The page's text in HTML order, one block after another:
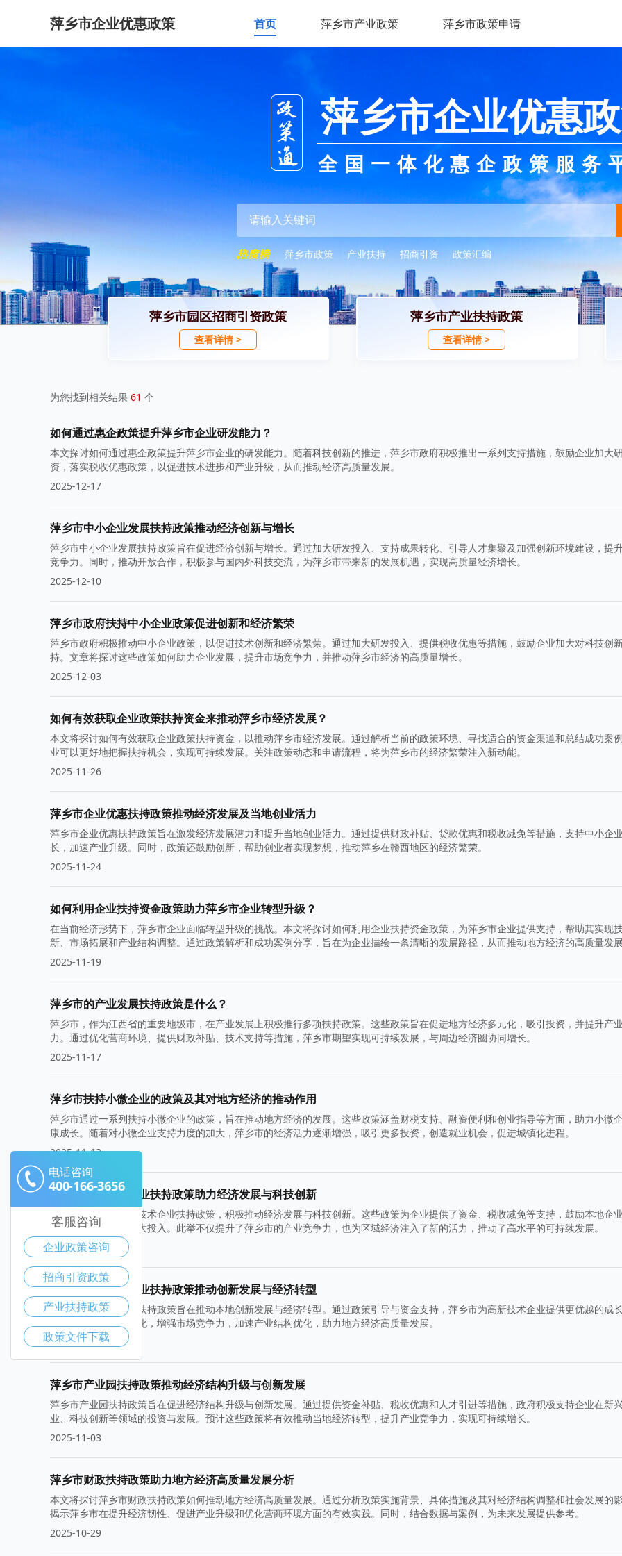
萍乡市企业优惠政策 首页 萍乡市产业政策 萍乡市政策申请
萍乡市企业优惠
全国一体化惠企政策服务
萍乡市政策 产业扶持 招商引资 政策汇编
萍乡市园区招商引资政策
查看详情 >
萍乡市产业扶持政策
查看详情 >
为您找到相关结果 61 个
如何通过惠企政策提升萍乡市企业研发能力？
本文探讨如何通过惠企政策提升萍乡市企业的研发能力。随着科技创新的推进，萍乡市政府积极推出一系列支持措施，鼓励企业加大
资，落实税收优惠政策，以促进技术进步和产业升级，从而推动经济高质量发展。
2025-12-17
萍乡市中小企业发展扶持政策推动经济创新与增长
萍乡市中小企业发展扶持政策旨在促进经济创新与增长。通过加大研发投入、支持成果转化、引导人才集聚及加强创新环境建设，提
竞争力。同时，推动开放合作，积极参与国内外科技交流，为萍乡市带来新的发展机遇，实现高质量经济增长。
2025-12-10
萍乡市政府扶持中小企业政策促进创新和经济繁荣
萍乡市政府积极推动中小企业政策，以促进技术创新和经济繁荣。通过加大研发投入、提供税收优惠等措施，鼓励企业加大对科技创
持。文章将探讨这些政策如何助力企业发展，提升市场竞争力，并推动萍乡市经济的高质量增长。
2025-12-03
如何有效获取企业政策扶持资金来推动萍乡市经济发展？
本文将探讨如何有效获取企业政策扶持资金，以推动萍乡市经济发展。通过解析当前的政策环境、寻找适合的资金渠道和总结成功案
业可以更好地把握扶持机会，实现可持续发展。关注政策动态和申请流程，将为萍乡市的经济繁荣注入新动能。
2025-11-26
萍乡市企业优惠扶持政策推动经济发展及当地创业活力
萍乡市企业优惠扶持政策旨在激发经济发展潜力和提升当地创业活力。通过提供财政补贴、贷款优惠和税收减免等措施，支持中小企
长，加速产业升级。同时，政策还鼓励创新，帮助创业者实现梦想，推动萍乡在赣西地区的经济繁荣。
2025-11-24
如何利用企业扶持资金政策助力萍乡市企业转型升级？
在当前经济形势下，萍乡市企业面临转型升级的挑战。本文将探讨如何利用企业扶持资金政策，为萍乡市企业提供支持，帮助其实现
新、市场拓展和产业结构调整。通过政策解析和成功案例分享，旨在为企业描绘一条清晰的发展路径，从而推动地方经济的高质量发
2025-11-19
萍乡市的产业发展扶持政策是什么？
萍乡市，作为江西省的重要地级市，在产业发展上积极推行多项扶持政策。这些政策旨在促进地方经济多元化，吸引投资，并提升产
力。通过优化营商环境、提供财政补贴、技术支持等措施，萍乡市期望实现可持续发展，与周边经济圈协同增长。
2025-11-17
萍乡市扶持小微企业的政策及其对地方经济的推动作用
萍乡市通过一系列扶持小微企业的政策，旨在推动地方经济的发展。这些政策涵盖财税支持、融资便利和创业指导等方面，助力小微
康成长。随着对小微企业支持力度的加大，萍乡市的经济活力逐渐增强，吸引更多投资，创造就业机会，促进城镇化进程。
2025-11-12
萍乡市高新技术企业扶持政策助力经济发展与科技创新
萍乡市通过实施高新技术企业扶持政策，积极推动经济发展与科技创新。这些政策为企业提供了资金、税收减免等支持，鼓励本地企
术研发和创新方面加大投入。此举不仅提升了萍乡市的产业竞争力，也为区域经济注入了新的活力，推动了高水平的可持续发展。
2025-11-10
萍乡市高新技术企业扶持政策推动创新发展与经济转型
萍乡市高新技术企业扶持政策旨在推动本地创新发展与经济转型。通过政策引导与资金支持，萍乡市为高新技术企业提供更优越的成
境，促进科技成果转化，增强市场竞争力，加速产业结构优化，助力地方经济高质量发展。
2025-11-05
萍乡市产业园扶持政策推动经济结构升级与创新发展
萍乡市产业园扶持政策旨在促进经济结构升级与创新发展。通过提供资金补贴、税收优惠和人才引进等措施，政府积极支持企业在新
业、科技创新等领域的投资与发展。预计这些政策将有效推动当地经济转型，提升产业竞争力，实现可持续增长。
2025-11-03
萍乡市财政扶持政策助力地方经济高质量发展分析
本文将探讨萍乡市财政扶持政策如何推动地方经济高质量发展。通过分析政策实施背景、具体措施及其对经济结构调整和社会发展的
揭示萍乡市在提升经济韧性、促进产业升级和优化营商环境方面的有效实践。同时，结合数据与案例，为未来发展提供参考。
2025-10-29
电话咨询
400-166-3656
客服咨询
企业政策咨询
招商引资政策
产业扶持政策
政策文件下载